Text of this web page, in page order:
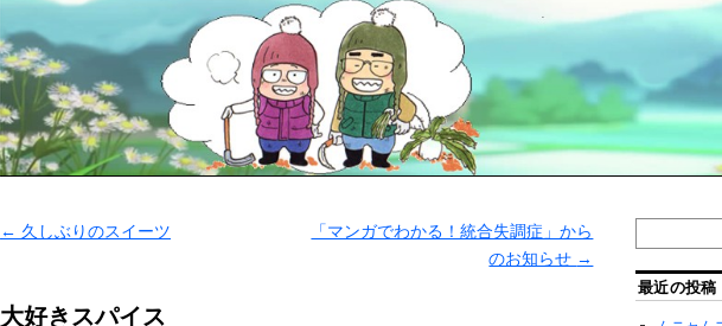
← 久しぶりのスイーツ
「マンガでわかる！統合失調症」から
のお知らせ →
大好きスパイス
最近の投稿